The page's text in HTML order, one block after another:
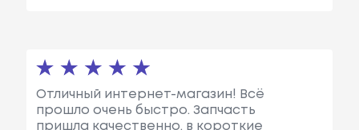
Отличный интернет-магазин! Всё
прошло очень быстро. Запчасть
пришла качественно, в короткие